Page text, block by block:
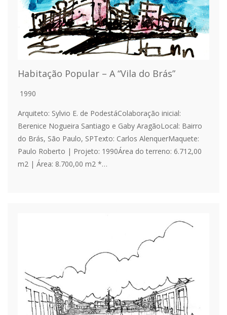
Habitação Popular – A “Vila do Brás”
1990
Arquiteto: Sylvio E. de PodestáColaboração inicial:
Berenice Nogueira Santiago e Gaby AragãoLocal: Bairro
do Brás, São Paulo, SPTexto: Carlos AlenquerMaquete:
Paulo Roberto | Projeto: 1990Área do terreno: 6.712,00
m2 | Área: 8.700,00 m2 *…